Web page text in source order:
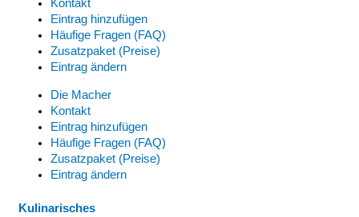
Kontakt
Eintrag hinzufügen
Häufige Fragen (FAQ)
Zusatzpaket (Preise)
Eintrag ändern
Die Macher
Kontakt
Eintrag hinzufügen
Häufige Fragen (FAQ)
Zusatzpaket (Preise)
Eintrag ändern
Kulinarisches